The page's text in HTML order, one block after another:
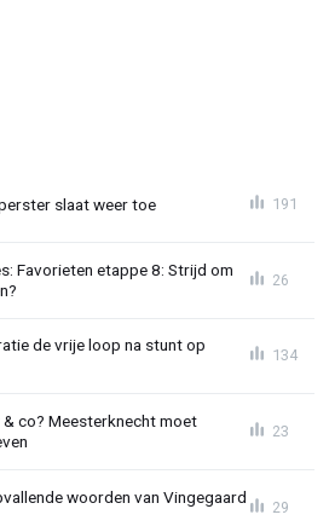
slaat weer toe 191
Favorieten etappe 8: Strijd om
26
de vrije loop na stunt op
134
co? Meesterknecht moet
23
woorden van Vingegaard
29